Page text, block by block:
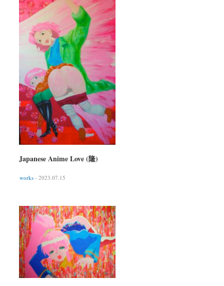
Japanese Anime Love (隆)
works - 2023.07.15